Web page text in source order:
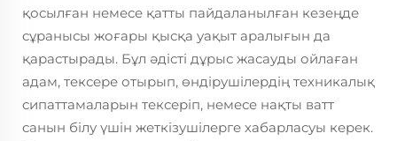
қосылған немесе қатты пайдаланылған кезеңде
сұранысы жоғары қысқа уақыт аралығын да
қарастырады. Бұл әдісті дұрыс жасауды ойлаған
адам, тексере отырып, өндірушілердің техникалық
сипаттамаларын тексеріп, немесе нақты ватт
санын білу үшін жеткізушілерге хабарласуы керек.